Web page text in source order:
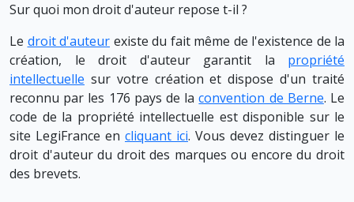
Sur quoi mon droit d'auteur repose t-il ?
Le droit d'auteur existe du fait même de l'existence de la
création, le droit d'auteur garantit la propriété
intellectuelle sur votre création et dispose d'un traité
reconnu par les 176 pays de laconvention de Berne. Le
code de la propriété intellectuelle est disponible sur le
site LegiFrance en cliquant ici. Vous devez distinguer le
droit d'auteur du droit des marques ou encore du droit
des brevets.